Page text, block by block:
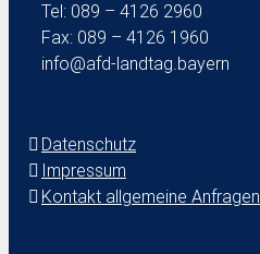
Tel: 089 – 4126 2960
Fax: 089 – 4126 1960
info@afd-landtag.bayern
Datenschutz
Impressum
Kontakt allgemeine Anfragen